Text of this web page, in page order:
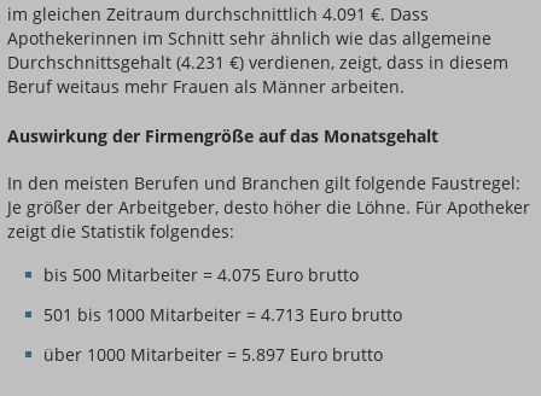
im gleichen Zeitraum durchschnittlich 4.091 €. Dass
Apothekerinnen im Schnitt sehr ähnlich wie das allgemeine
Durchschnittsgehalt (4.231 €) verdienen, zeigt, dass in diesem
Beruf weitaus mehr Frauen als Männer arbeiten.
Auswirkung der Firmengröße auf das Monatsgehalt
In den meisten Berufen und Branchen gilt folgende Faustregel:
Je größer der Arbeitgeber, desto höher die Löhne. Für Apotheker
zeigt die Statistik folgendes:
bis 500 Mitarbeiter = 4.075 Euro brutto
501 bis 1000 Mitarbeiter = 4.713 Euro brutto
über 1000 Mitarbeiter = 5.897 Euro brutto